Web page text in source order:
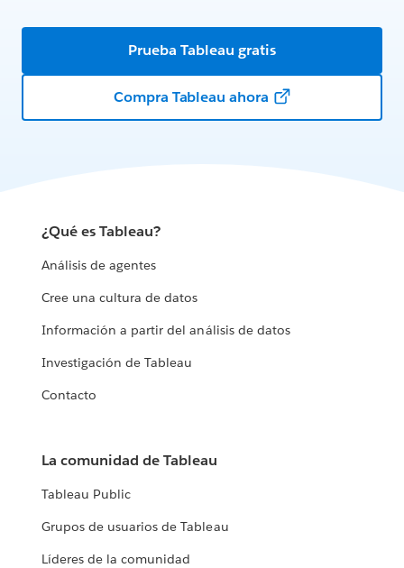
Prueba Tableau gratis
Compra Tableau ahora
¿Qué es Tableau?
Análisis de agentes
Cree una cultura de datos
Información a partir del análisis de datos
Investigación de Tableau
Contacto
La comunidad de Tableau
Tableau Public
Grupos de usuarios de Tableau
Líderes de la comunidad